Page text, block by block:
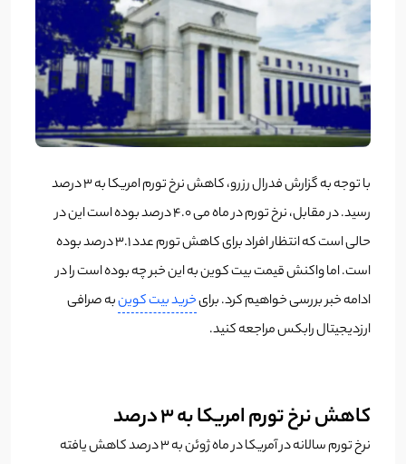
با توجه به گزارش فدرال رزرو، کاهش نرخ تورم امریکا به ۳ درصد
رسید. در مقابل، نرخ تورم در ماه می 4.0 درصد بوده است این در
حالی است که انتظار افراد برای کاهش تورم عدد 3.1 درصد بوده
است. اما واکنش قیمت بیت کوین به این خبر چه بوده است را در
ادامه خبر بررسی خواهیم کرد. برایخرید بیت کوینبه صرافی
ارزدیجیتال رابکس مراجعه کنید.
کاهش نرخ تورم امریکا به ۳ درصد
نرخ تورم سالانه در آمریکا در ماه ژوئن به 3 درصد کاهش یافته